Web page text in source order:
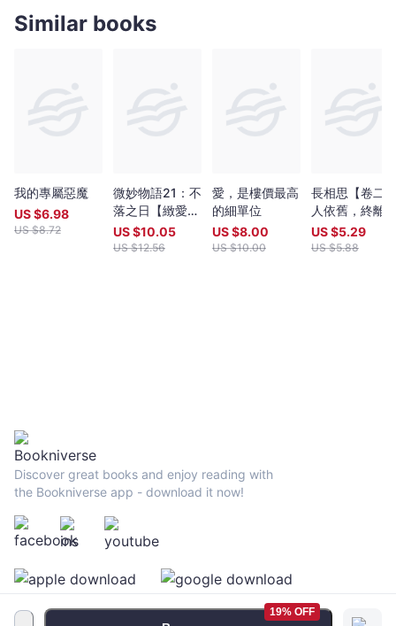
Similar books
我的專屬惡魔
US $6.98
US $8.72
微妙物語21：不
落之日【緻愛
版】
US $10.05
US $12.56
愛，是樓價最高
的細單位
US $8.00
US $10.00
長相思【卷二
人依舊，終離
(二版)
US $5.29
US $5.88
19% OFF
Discover great books and enjoy reading with
the Bookniverse app - download it now!